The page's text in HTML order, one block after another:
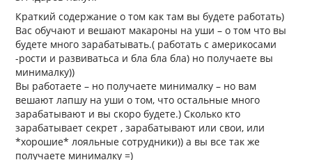
Краткий содержание о том как там вы будете работать)
Вас обучают и вешают макароны на уши – о том что вы
будете много зарабатывать.( работать с америкосами
-рости и развиватьса и бла бла бла) но получаете вы
минималку))
Вы работаете – но получаете минималку – но вам
вешают лапшу на уши о том, что остальные много
зарабатывают и вы скоро будете.) Сколько кто
зарабатывает секрет , зарабатывают или свои, или
*хорошие* лояльные сотрудники)) а вы все так же
получаете минималку =)